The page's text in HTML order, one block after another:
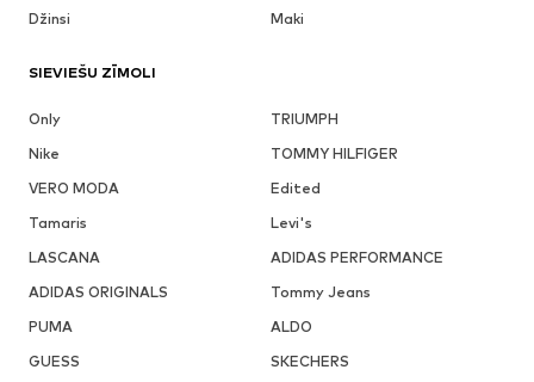
Džinsi
Maki
SIEVIEŠU ZĪMOLI
Only
TRIUMPH
Nike
TOMMY HILFIGER
VERO MODA
Edited
Tamaris
Levi's
LASCANA
ADIDAS PERFORMANCE
ADIDAS ORIGINALS
Tommy Jeans
PUMA
ALDO
GUESS
SKECHERS